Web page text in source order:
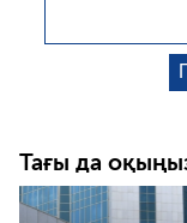
Тағы да